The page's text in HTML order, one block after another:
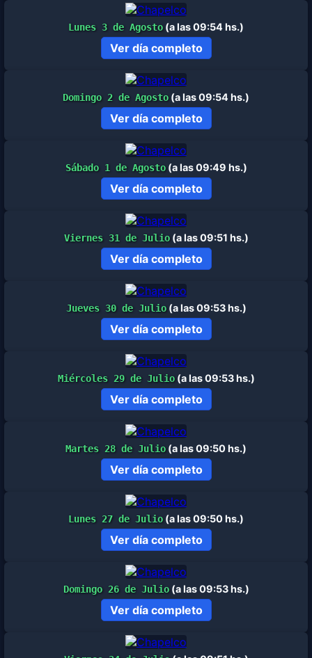
Lunes 3 de Agosto (a las 09:54 hs.)
Ver día completo
Domingo 2 de Agosto (a las 09:54 hs.)
Ver día completo
Sábado 1 de Agosto(a las 09:49 hs.)
Ver día completo
Viernes 31 de Julio(a las 09:51 hs.)
Ver día completo
Jueves 30 de Julio(a las 09:53 hs.)
Ver día completo
Miércoles 29 de Julio(a las 09:53 hs.)
Ver día completo
Martes 28 de Julio (a las 09:50 hs.)
Ver día completo
Lunes 27 de Julio (a las 09:50 hs.)
Ver día completo
Domingo 26 de Julio(a las 09:53 hs.)
Ver día completo